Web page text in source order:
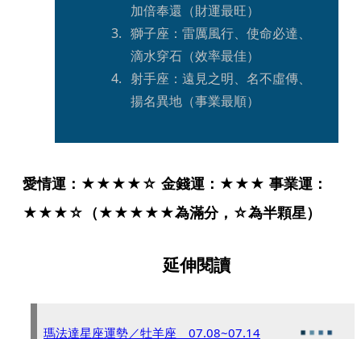
加倍奉還（財運最旺）
獅子座：雷厲風行、使命必達、
滴水穿石（效率最佳）
射手座：遠見之明、名不虛傳、
揚名異地（事業最順）
愛情運：★★★★☆ 金錢運：★★★ 事業運：
★★★☆（★★★★★為滿分，☆為半顆星）
延伸閱讀
瑪法達星座運勢／牡羊座 07.08~07.14